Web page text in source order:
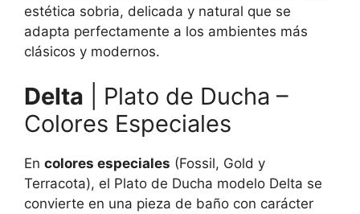
estética sobria, delicada y natural que se
adapta perfectamente a los ambientes más
clásicos y modernos.
Delta | Plato de Ducha –
Colores Especiales
En colores especiales (Fossil, Gold y
Terracota), el Plato de Ducha modelo Delta se
convierte en una pieza de baño con carácter